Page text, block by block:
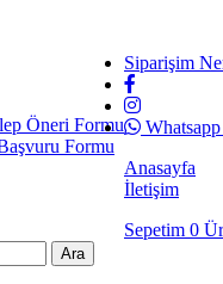
Öneri Formu
Formu
Siparişim
Anasayfa
İletişim
Sepetim 0